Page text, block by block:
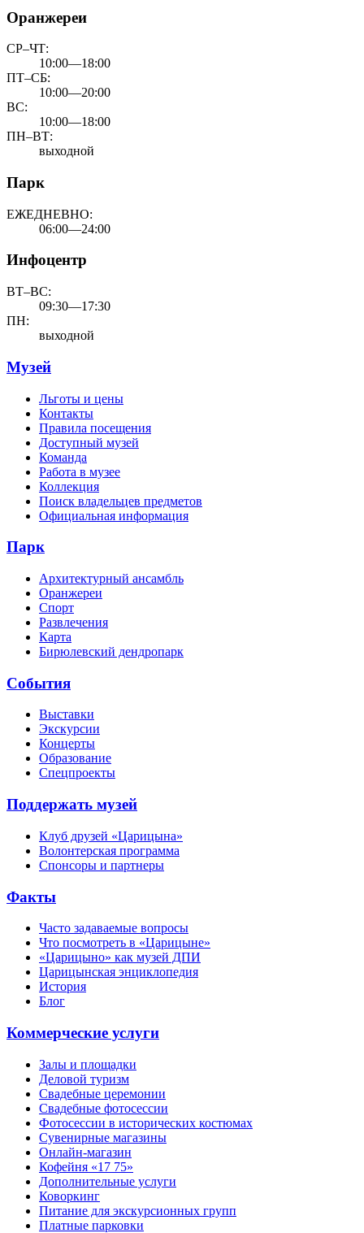
Оранжереи
СР–ЧТ:
10:00—18:00
ПТ–СБ:
10:00—20:00
ВС:
10:00—18:00
ПН–ВТ:
выходной
Парк
ЕЖЕДНЕВНО:
06:00—24:00
Инфоцентр
ВТ–ВС:
09:30—17:30
ПН:
выходной
Музей
Льготы и цены
Контакты
Правила посещения
Доступный музей
Команда
Работа в музее
Коллекция
Поиск владельцев предметов
Официальная информация
Парк
Архитектурный ансамбль
Оранжереи
Спорт
Развлечения
Карта
Бирюлевский дендропарк
События
Выставки
Экскурсии
Концерты
Образование
Спецпроекты
Поддержать музей
Клуб друзей «Царицына»
Волонтерская программа
Спонсоры и партнеры
Факты
Часто задаваемые вопросы
Что посмотреть в «Царицыне»
«Царицыно» как музей ДПИ
Царицынская энциклопедия
История
Блог
Коммерческие услуги
Залы и площадки
Деловой туризм
Свадебные церемонии
Свадебные фотосессии
Фотосессии в исторических костюмах
Сувенирные магазины
Онлайн-магазин
Кофейня «17 75»
Дополнительные услуги
Коворкинг
Питание для экскурсионных групп
Платные парковки